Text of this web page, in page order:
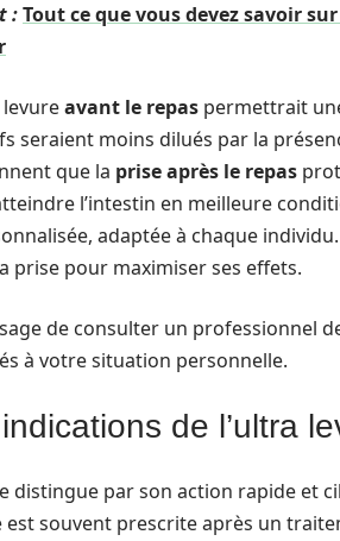
:Tout ce que vous devez savoir
levureavant le repas permettrait
seraient moins dilués par la
que la prise après le repas
l’intestin en meilleure
adaptée à chaque individu.
prise pour maximiser ses effets.
de consulter un professionnel
à votre situation personnelle.
de l’ultra
distingue par son action rapide et
est souvent prescrite après un